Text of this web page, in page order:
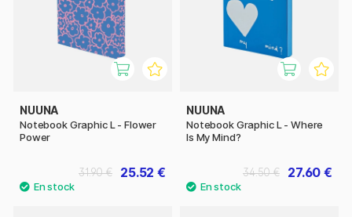
NUUNA
Notebook Graphic L - Flower
Power
25.52 €
31.90 €
NUUNA
Notebook Graphic L - Where
Is My Mind?
27.60 €
34.50 €